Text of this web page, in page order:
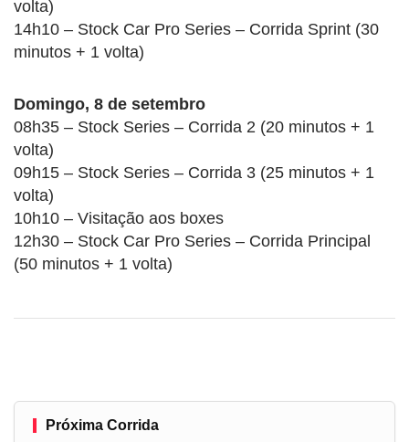
volta)
14h10 – Stock Car Pro Series – Corrida Sprint (30
minutos + 1 volta)
Domingo, 8 de setembro
08h35 – Stock Series – Corrida 2 (20 minutos + 1
volta)
09h15 – Stock Series – Corrida 3 (25 minutos + 1
volta)
10h10 – Visitação aos boxes
12h30 – Stock Car Pro Series – Corrida Principal
(50 minutos + 1 volta)
Próxima Corrida